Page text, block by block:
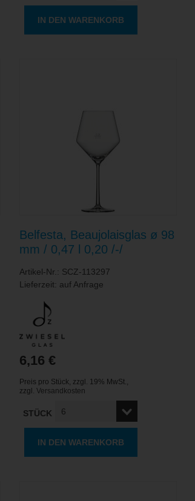
IN DEN WARENKORB
Belfesta, Beaujolaisglas ø 98
mm / 0,47 l 0,20 /-/
Artikel-Nr.: SCZ-113297
Lieferzeit: auf Anfrage
6,16 €
Preis pro Stück, zzgl. 19% MwSt.,
zzgl.Versandkosten
STÜCK
IN DEN WARENKORB